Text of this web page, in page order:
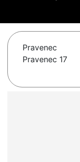
Pravenec
Pravenec 17